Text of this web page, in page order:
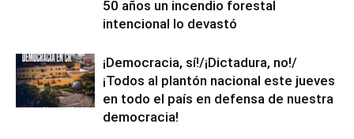
50 años un incendio forestal
intencional lo devastó
¡Democracia, sí!/¡Dictadura, no!/
¡Todos al plantón nacional este jueves
en todo el país en defensa de nuestra
democracia!